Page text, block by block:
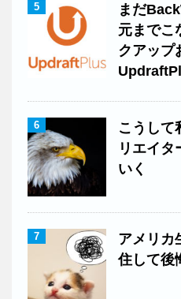
5
まだ
元までこ
クアップ
6
こうして
リエイタ
いく
7
アメリカ
住して後